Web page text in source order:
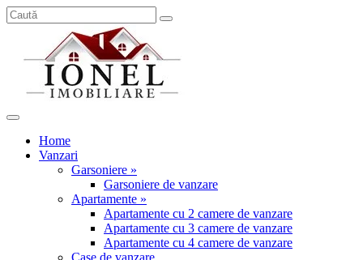
Home
Vanzari
Garsoniere »
Garsoniere de vanzare
Apartamente »
Apartamente cu 2 camere de vanzare
Apartamente cu 3 camere de vanzare
Apartamente cu 4 camere de vanzare
Case de vanzare